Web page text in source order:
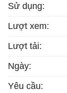
Sử dụng:
Lượt xem:
Lượt tải:
Ngày:
Yêu cầu: